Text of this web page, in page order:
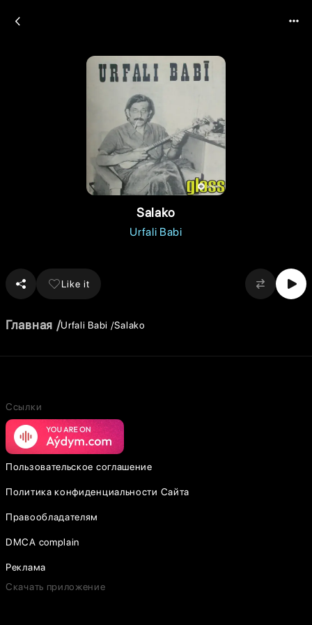
Salako
Urfali Babi
Like it
Главная Urfali Babi Salako
Ссылки
Пользовательское соглашение
Политика конфиденциальности Сайта
Правообладателям
DMCA complain
Реклама
Скачать приложение